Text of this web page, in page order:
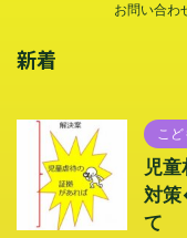
お問い合わ
新着
こ
児
対策
て